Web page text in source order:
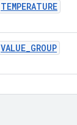
TEMPERATURE
VALUE_GROUP